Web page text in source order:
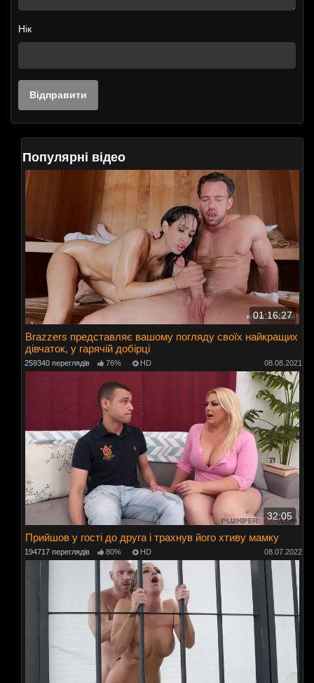
Нік
Популярні відео
01:16:27
Brazzers представляє вашому погляду своїх найкращих
дівчаток, у гарячій добірці
259340 переглядів 76% HD 08.08.2021
32:05
Прийшов у гості до друга і трахнув його хтиву мамку
194717 переглядів 80% HD 08.07.2022